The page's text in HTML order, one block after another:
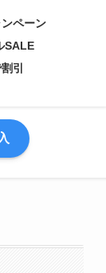
ペーン
SALE
引